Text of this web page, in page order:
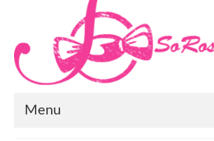
Menu